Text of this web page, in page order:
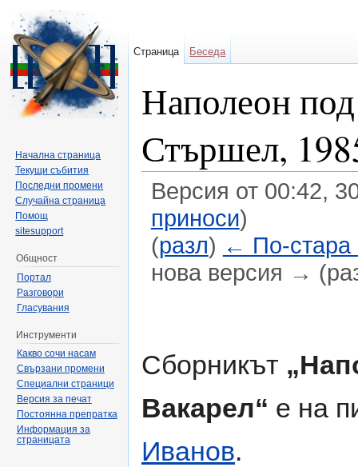
Наполеон
Стършел,
Версия от 00:42,
приноси)
(разл) ← По-стара
нова версия →
Сборникът
Вакарел“ е на
Иванов.
Страница Беседа
Начална страница
Текущи събития
Последни промени
Случайна страница
Помощ
sitesupport
Общност
Портал
Разговори
Гласувания
Инструменти
Какво сочи насам
Свързани промени
Специални страници
Версия за печат
Постоянна препратка
Информация за
страницата